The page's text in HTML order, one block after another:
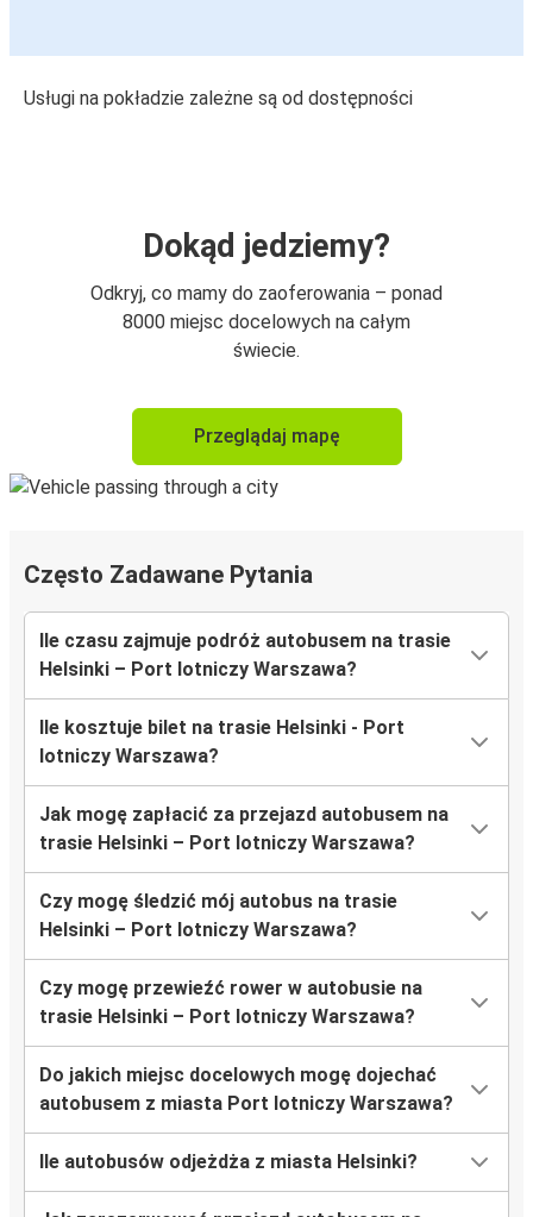
Usługi na pokładzie zależne są od dostępności
Dokąd jedziemy?
Odkryj, co mamy do zaoferowania – ponad
8000 miejsc docelowych na całym
świecie.
Przeglądaj mapę
Często Zadawane Pytania
Ile czasu zajmuje podróż autobusem na trasie
Helsinki – Port lotniczy Warszawa?
Ile kosztuje bilet na trasie Helsinki - Port
lotniczy Warszawa?
Jak mogę zapłacić za przejazd autobusem na
trasie Helsinki – Port lotniczy Warszawa?
Czy mogę śledzić mój autobus na trasie
Helsinki – Port lotniczy Warszawa?
Czy mogę przewieźć rower w autobusie na
trasie Helsinki – Port lotniczy Warszawa?
Do jakich miejsc docelowych mogę dojechać
autobusem z miasta Port lotniczy Warszawa?
Ile autobusów odjeżdża z miasta Helsinki?